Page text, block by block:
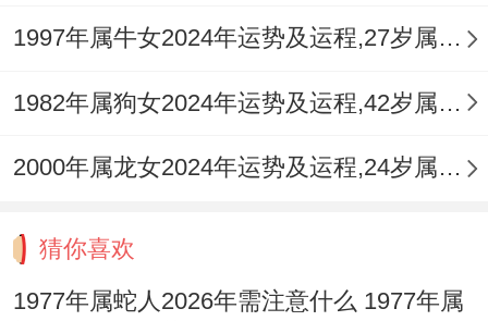
质在于激发强烈的吸引力、浪漫邂逅与短暂
对于追求稳定与详细的长期关系来讲它更像
一场有关忠诚与理智的考验
为突出
它可能表现为外界勾引的悄然增多，或夫妻
1997年属牛女2024年运势及运程,27岁属牛人2024全年每月运势女性如何
1982年属狗女2024年运势及运程,42岁属狗人2024全年每月运势女性如何
2000年属龙女2024年运势及运程,24岁属龙人2024全年每月运势女性如何
猜你喜欢
1977年属蛇人2026年需注意什么 1977年属